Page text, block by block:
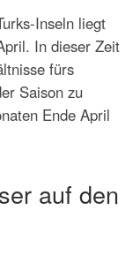
Inseln liegt
In dieser Zeit
fürs
Saison zu
Ende April
auf den